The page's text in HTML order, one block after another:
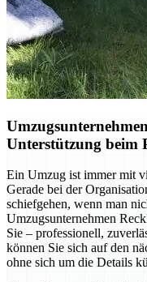
Unterstützung beim
Ein Umzug ist immer mit
Gerade bei der
schiefgehen, wenn man
Umzugsunternehmen
Sie – professionell,
können Sie sich auf den
ohne sich um die Details